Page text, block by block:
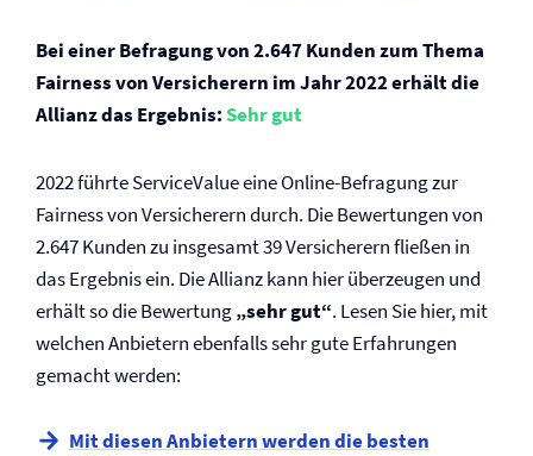
Bei einer Befragung von 2.647 Kunden zum Thema
Fairness von Versicherern im Jahr 2022 erhält die
Allianz das Ergebnis:Sehr gut
2022 führte ServiceValue eine Online-Befragung zur
Fairness von Versicherern durch. Die Bewertungen von
2.647 Kunden zu insgesamt 39 Versicherern fließen in
das Ergebnis ein. Die Allianz kann hier überzeugen und
erhält so die Bewertung„sehr gut“. Lesen Sie hier, mit
welchen Anbietern ebenfalls sehr gute Erfahrungen
gemacht werden:
Mit diesen Anbietern werden die besten